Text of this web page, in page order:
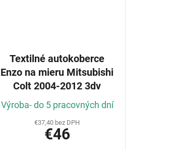
Textilné autokoberce
Enzo na mieru Mitsubishi
Colt 2004-2012 3dv
Výroba- do 5 pracovných dní
€37,40 bez DPH
€46